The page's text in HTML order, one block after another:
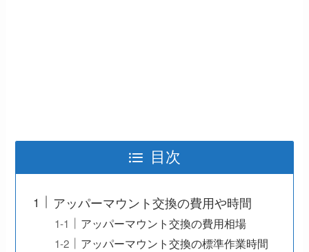
目次
アッパーマウント交換の費用や時間
アッパーマウント交換の費用相場
アッパーマウント交換の標準作業時間